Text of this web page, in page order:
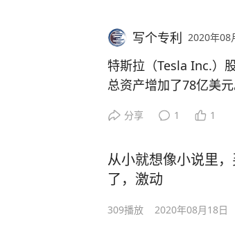
元人民币。新公司将
CATL提供电池。
Nio首席执行官William
汽油车客户会考虑使
场的电池所有权。
司在中国各地设有143
池组以完成充电。
80万次电池更换。李
写个专利 2020年08
特斯拉（Tesla Inc.）
总资产增加了78亿美
被逼迫离开该特斯拉
价上涨了339％。
马斯克的太空探索技
分享 1 1
从小就想像小说里
了，激动
309播放 2020年08月18日